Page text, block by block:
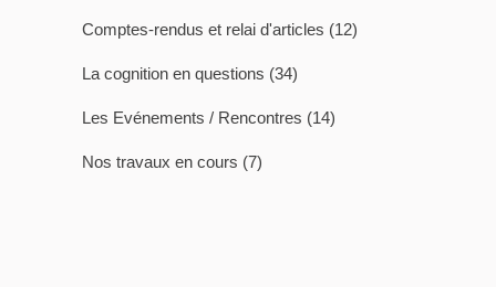
Comptes-rendus et relai d'articles (12)
La cognition en questions (34)
Les Evénements / Rencontres (14)
Nos travaux en cours (7)